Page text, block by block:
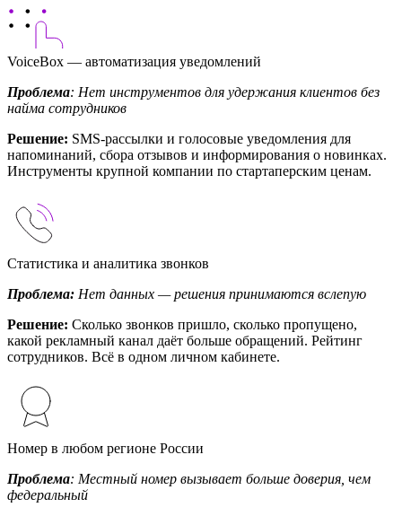
VoiceBox — автоматизация уведомлений
Проблема: Нет инструментов для удержания клиентов без
найма сотрудников
Решение: SMS-рассылки и голосовые уведомления для
напоминаний, сбора отзывов и информирования о новинках.
Инструменты крупной компании по стартаперским ценам.
Статистика и аналитика звонков
Проблема: Нет данных — решения принимаются вслепую
Решение: Сколько звонков пришло, сколько пропущено,
какой рекламный канал даёт больше обращений. Рейтинг
сотрудников. Всё в одном личном кабинете.
Номер в любом регионе России
Проблема: Местный номер вызывает больше доверия, чем
федеральный